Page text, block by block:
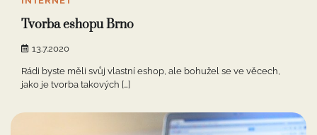
Tvorba eshopu Brno
13.7.2020
Rádi byste měli svůj vlastní eshop, ale bohužel se ve věcech,
jako je tvorba takových […]